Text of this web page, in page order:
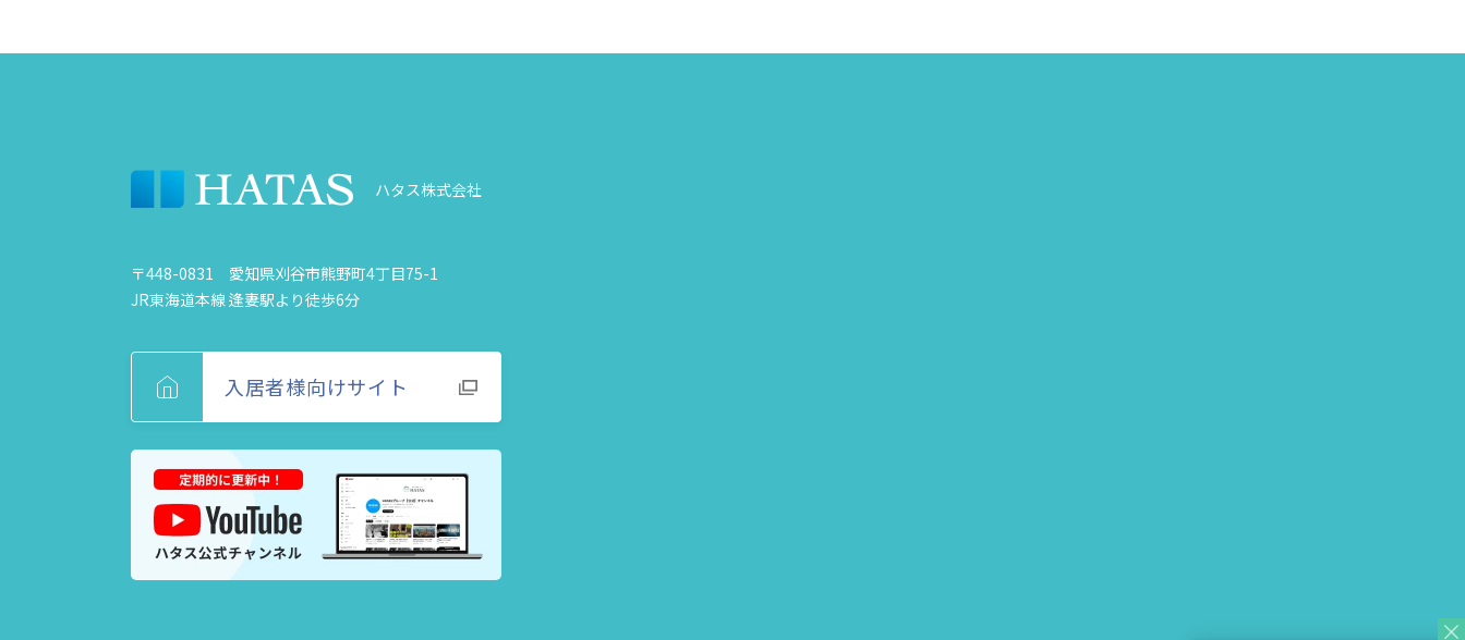
ハタス株式会社
〒448-0831 愛知県刈谷市熊野町4丁目75-1
JR東海道本線 逢妻駅より徒歩6分
入居者様向けサイト